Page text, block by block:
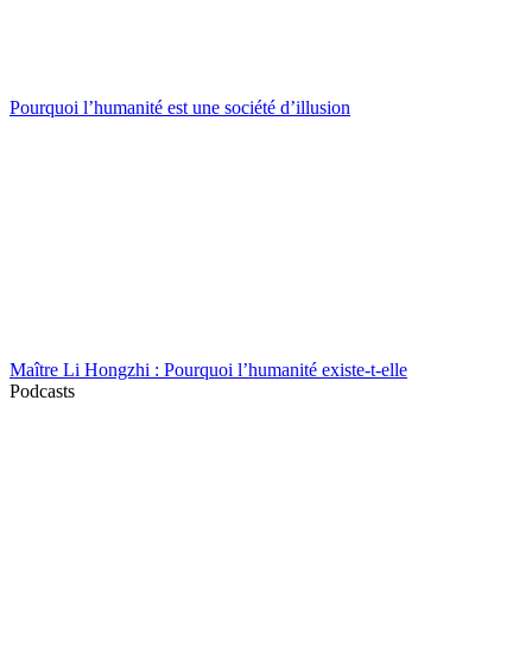
Pourquoi l’humanité est une société d’illusion
Maître Li Hongzhi : Pourquoi l’humanité existe-t-elle
Podcasts